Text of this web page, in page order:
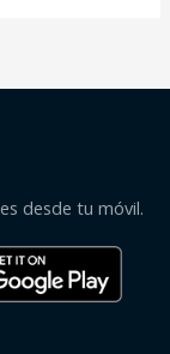
desde tu móvil.